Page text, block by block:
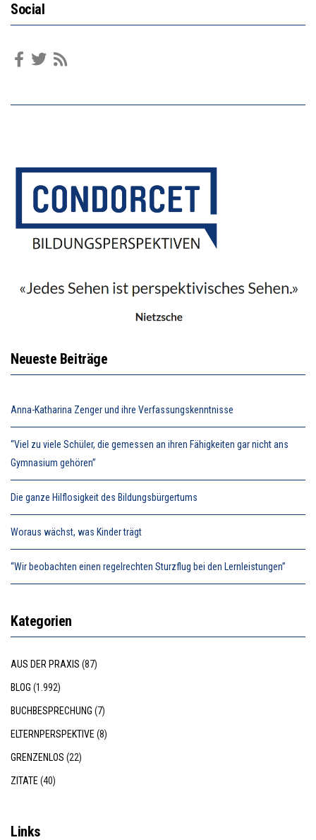
Social
Neueste Beiträge
Anna-Katharina Zenger und ihre Verfassungskenntnisse
“Viel zu viele Schüler, die gemessen an ihren Fähigkeiten gar nicht ans
Gymnasium gehören”
Die ganze Hilflosigkeit des Bildungsbürgertums
Woraus wächst, was Kinder trägt
“Wir beobachten einen regelrechten Sturzflug bei den Lernleistungen”
Kategorien
AUS DER PRAXIS (87)
BLOG (1.992)
BUCHBESPRECHUNG (7)
ELTERNPERSPEKTIVE (8)
GRENZENLOS (22)
ZITATE (40)
Links